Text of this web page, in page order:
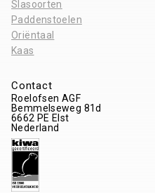
Slasoorten
Paddenstoelen
Oriëntaal
Kaas
Contact
Roelofsen AGF
Bemmelseweg 81d
6662 PEElst
Nederland